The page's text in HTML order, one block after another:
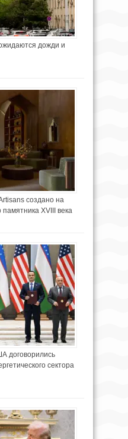
дожди и
создано на
памятника XVIII века
договорились
сектора